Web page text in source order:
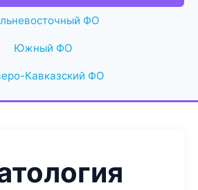
ФО
Южный ФО
Кавказский ФО